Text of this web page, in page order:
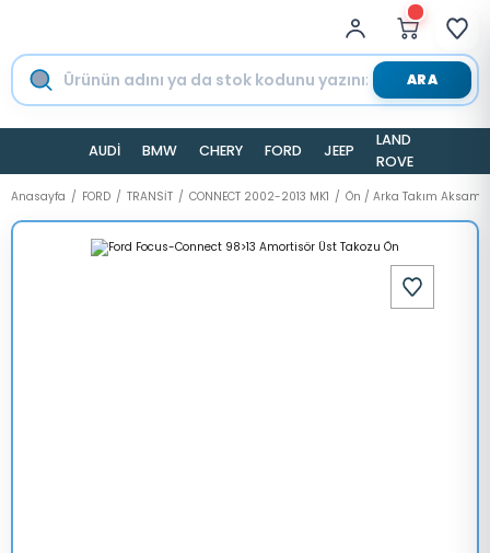
ARA
AUDİ BMW CHERY FORD JEEP
LAND
ROVER
Anasayfa FORD TRANSİT CONNECT 2002-2013 MK1 Ön / Arka Takım Aksamı